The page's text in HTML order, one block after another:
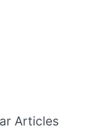
Articles